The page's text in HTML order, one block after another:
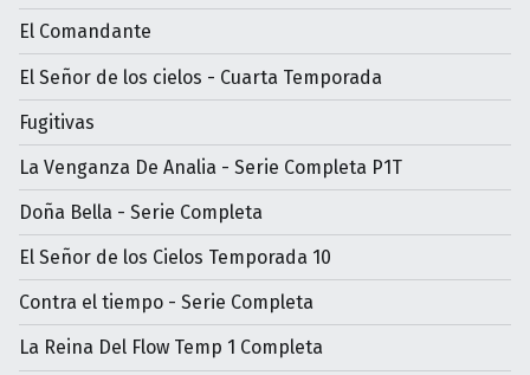
El Comandante
El Señor de los cielos - Cuarta Temporada
Fugitivas
La Venganza De Analia - Serie Completa P1T
Doña Bella - Serie Completa
El Señor de los Cielos Temporada 10
Contra el tiempo - Serie Completa
La Reina Del Flow Temp 1 Completa